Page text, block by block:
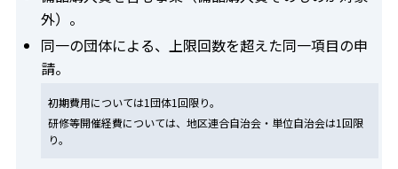
外）。
同一の団体による、上限回数を超えた同一項目の申
請。
初期費用については1団体1回限り。
研修等開催経費については、地区連合自治会・単位自治会は1回限
り。